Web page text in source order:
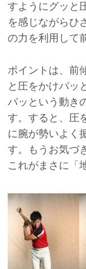
すようにグッと
を感じながらひ
の力を利用して
ポイントは、前
と圧をかけパッ
パッという動き
す。すると、圧
に腕が勢いよく
す。もうお気づ
これがまさに「